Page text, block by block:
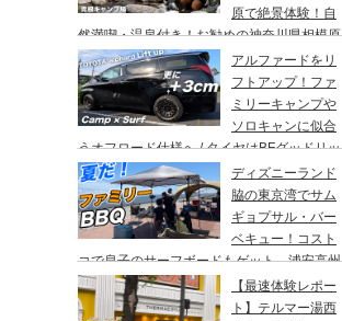
原で絶景体験！自
然満喫・温泉付き！お勧めの神奈川県相模原
市・青根キャンプ場。
アルファードをリ
フトアップ！ファ
ミリーキャンプや
ソロキャンに似合
うオフロード仕様へ / タイヤはBFグッドリッ
チのオールテレーンTA。ホイールはデルタ
フォースのオーバル。アップサスはエスペリ
ア。
ディズニーランド
脇の東京湾でサム
ギョプサル・バー
ベキュー！コスト
コで息子のサーフボードもゲット、浦安高州
海浜公園、コールマンワンタッチタープ、フ
ァミリーキャンプ、BBQ
【最速体験レポー
ト】テルマー湯西